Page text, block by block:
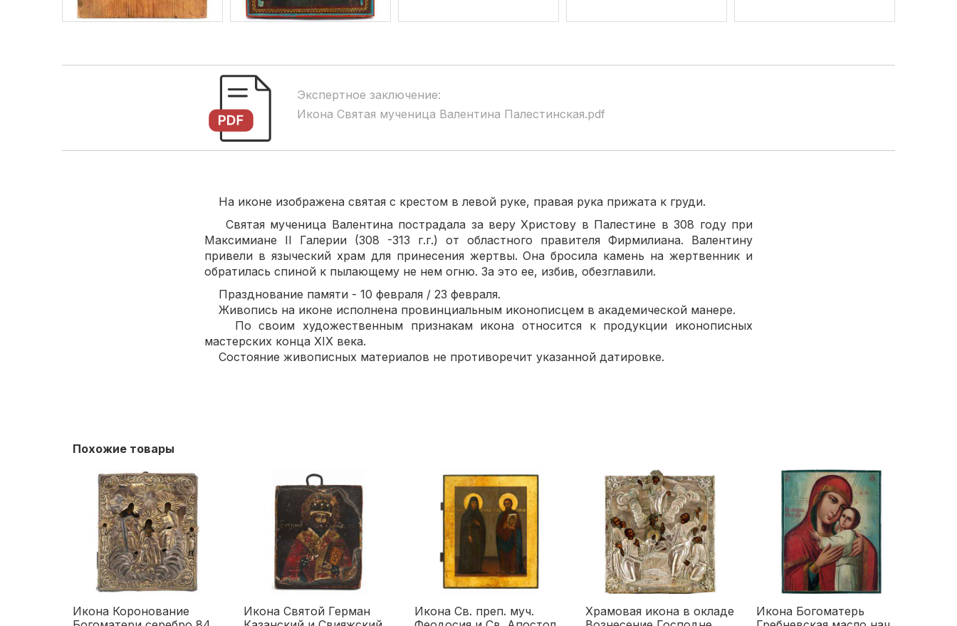
Экспертное заключение:
Икона Святая мученица Валентина Палестинская.pdf
На иконе изображена святая с крестом в левой руке, правая рука прижата к груди.
Святая мученица Валентина пострадала за веру Христову в Палестине в 308 году при
Максимиане II Галерии (308 -313 г.г.) от областного правителя Фирмилиана. Валентину
привели в языческий храм для принесения жертвы. Она бросила камень на жертвенник и
обратилась спиной к пылающему не нем огню. За это ее, избив, обезглавили.
Празднование памяти - 10 февраля / 23 февраля.
Живопись на иконе исполнена провинциальным иконописцем в академической манере.
По своим художественным признакам икона относится к продукции иконописных
мастерских конца XIX века.
Состояние живописных материалов не противоречит указанной датировке.
Похожие товары
Икона Коронование
Икона Святой Герман
Икона Св. преп. муч.
Храмовая икона в окладе
Икона Богоматерь